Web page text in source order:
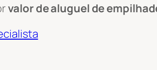
valor de aluguel de